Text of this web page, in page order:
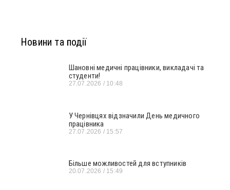
Новини та події
Шановні медичні працівники, викладачі та
студенти!
27.07.2026 10:48
У Чернівцях відзначили День медичного
працівника
27.07.2026 15:57
Більше можливостей для вступників
20.07.2026 15:49